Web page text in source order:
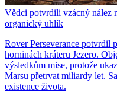
Vědci potvrdili vzácný nález
organický uhlík
Rover Perseverance potvrdil
horninách kráteru Jezero.
výsledkům mise, protože
Marsu přetrvat miliardy let.
existence života.